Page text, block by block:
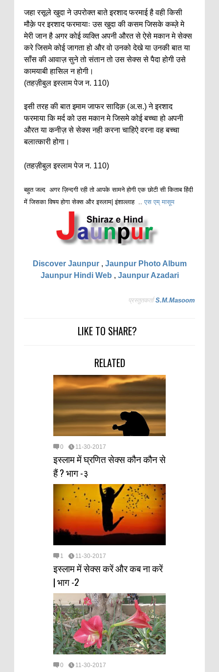
जहा रसूले खुदा ने उपरोक्त बाते इरशाद फरमाई है वही किसी
मौक़े पर इरशाद फरमायाः उस खुदा की कसम जिसके कब्ज़े मे
मेरी जान है अगर कोई व्यक्ति अपनी औरत से ऐसे मकान मे सेक्स
करे जिसमे कोई जागता हो और वो उनको देखे या उनकी बात या
साँस की आवाज़ सुने तो संतान तो उस सेक्स से पैदा होगी उसे
कामयाबी हासिल न होगी।
(तहज़ीबुल इस्लाम पेज न. 110)
इसी तरह की बात इमाम जाफर सादिक़ (अ.स.) ने इरशाद
फरमाया कि मर्द को उस मकान मे जिसमे कोई बच्चा हो अपनी
औरत या कनीज़ से सेक्स नही करना चाहिऐ वरना वह बच्चा
बलात्कारी होगा।
(तहज़ीबुल इस्लाम पेज न. 110)
बहुत जल्द अगर ज़िन्दगी रही तो आपके सामने होगी एक छोटी सी किताब हिंदी
में जिसका विषय होगा सेक्स और इस्लाम| इंशाल्लाह .. एस एम् मासूम
Discover Jaunpur, Jaunpur Photo Album
Jaunpur Hindi Web , Jaunpur Azadari
प्रस्तुतकर्ता S.M.Masoom
LIKE TO SHARE?
RELATED
0 11-30-2017
इस्लाम में घ्रणित सेक्स कौन कौन से
हैं ? भाग -३
1 11-30-2017
इस्लाम में सेक्स करें और कब ना करें
| भाग -2
0 11-30-2017